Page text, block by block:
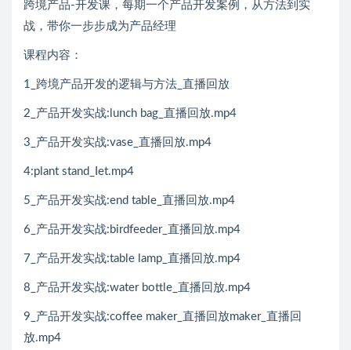
跨境产品-开发课，每期一个产品开发案例，从方法到实
战，带你一步步成为产品经理
课程内容：
1_跨境产品开发的逻辑与方法_直播回放
2_产品开发实战:lunch bag_直播回放.mp4
3_产品开发实战:vase_直播回放.mp4
4:plant stand_Iet.mр4
5_产品开发实战:end table_直播回放.mp4
6_产品开发实战:birdfeeder_直播回放.mp4
7_产品开发实战:table lamp_直播回放.mp4
8_产品开发实战:water bottle_直播回放.mp4
9_产品开发实战:coffee maker_直播回放maker_直播回
放.mp4